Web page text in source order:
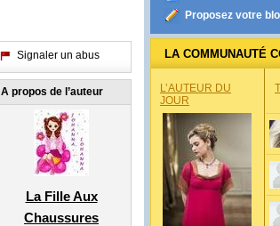
Signaler un abus
A propos de l’auteur
La Fille Aux
Chaussures
Proposez votre
LA COMMUNAUTÉ
L’AUTEUR DU
JOUR